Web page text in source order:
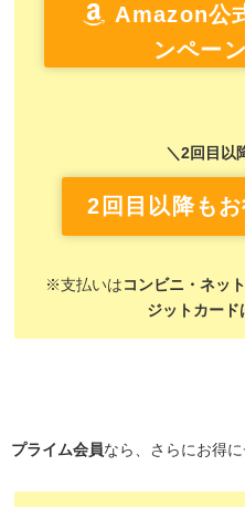
Amazon公
ンペー
＼2回目以
2回目以降もお
※支払いは コンビニ・ネッ
ジットカード
プライム会員なら、さらにお得に